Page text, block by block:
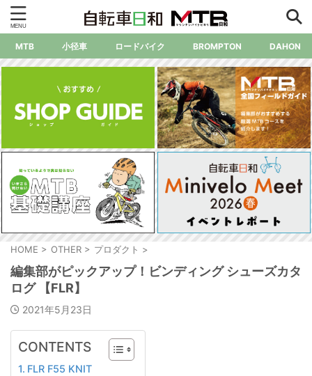
MTB 小径車 ロードバイク BROMPTON DAHON
HOME > OTHER > プロダクト >
編集部がピックアップ！ビンディング シューズカタ
ログ 【FLR】
2021年5月23日
CONTENTS
FLR F55 KNIT